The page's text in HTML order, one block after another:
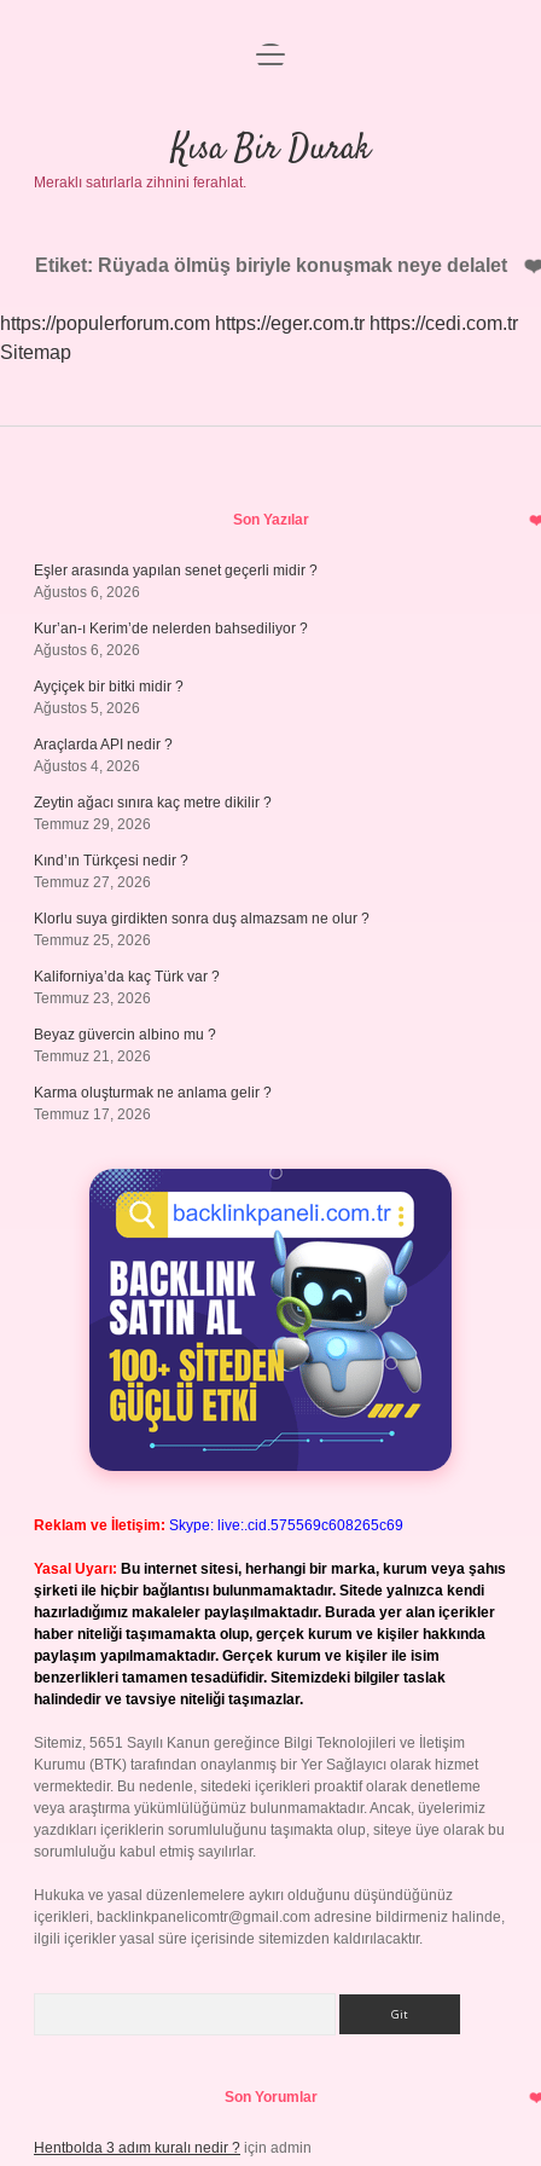
Anasayfa
Gizlilik Politikası
Yasal Uyarı
menüyü
Kısa Bir Durak
Meraklı satırlarla zihnini ferahlat.
Etiket: Rüyada ölmüş biriyle konuşmak neye delalet
https://populerforum.com https://eger.com.tr https://cedi.com.tr
Sitemap
Son Yazılar
Eşler arasında yapılan senet geçerli midir ?
Ağustos 6, 2026
Kur’an-ı Kerim’de nelerden bahsediliyor ?
Ağustos 6, 2026
Ayçiçek bir bitki midir ?
Ağustos 5, 2026
Araçlarda API nedir ?
Ağustos 4, 2026
Zeytin ağacı sınıra kaç metre dikilir ?
Temmuz 29, 2026
Kınd’ın Türkçesi nedir ?
Temmuz 27, 2026
Klorlu suya girdikten sonra duş almazsam ne olur ?
Temmuz 25, 2026
Kaliforniya’da kaç Türk var ?
Temmuz 23, 2026
Beyaz güvercin albino mu ?
Temmuz 21, 2026
Karma oluşturmak ne anlama gelir ?
Temmuz 17, 2026
Reklam ve İletişim: Skype: live:.cid.575569c608265c69
Yasal Uyarı: Bu internet sitesi, herhangi bir marka, kurum veya şahıs
şirketi ile hiçbir bağlantısı bulunmamaktadır. Sitede yalnızca kendi
hazırladığımız makaleler paylaşılmaktadır. Burada yer alan içerikler
haber niteliği taşımamakta olup, gerçek kurum ve kişiler hakkında
paylaşım yapılmamaktadır. Gerçek kurum ve kişiler ile isim
benzerlikleri tamamen tesadüfidir. Sitemizdeki bilgiler taslak
halindedir ve tavsiye niteliği taşımazlar.
Sitemiz, 5651 Sayılı Kanun gereğince Bilgi Teknolojileri ve İletişim
Kurumu (BTK) tarafından onaylanmış bir Yer Sağlayıcı olarak hizmet
vermektedir. Bu nedenle, sitedeki içerikleri proaktif olarak denetleme
veya araştırma yükümlülüğümüz bulunmamaktadır. Ancak, üyelerimiz
yazdıkları içeriklerin sorumluluğunu taşımakta olup, siteye üye olarak bu
sorumluluğu kabul etmiş sayılırlar.
Hukuka ve yasal düzenlemelere aykırı olduğunu düşündüğünüz
içerikleri, backlinkpanelicomtr@gmail.com adresine bildirmeniz halinde,
ilgili içerikler yasal süre içerisinde sitemizden kaldırılacaktır.
Son Yorumlar
Hentbolda 3 adım kuralı nedir ? için admin